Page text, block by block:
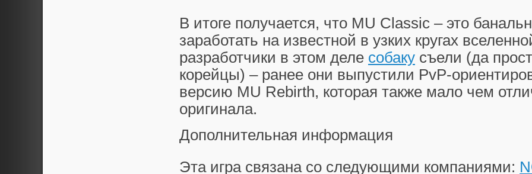
В итоге получается, что MU Classic – это
заработать на известной в узких кругах
разработчики в этом деле собаку съели (да
корейцы) – ранее они выпустили PvP-
версию MU Rebirth, которая также мало чем
оригинала.
Дополнительная информация
Эта игра связана со следующими компаниями: